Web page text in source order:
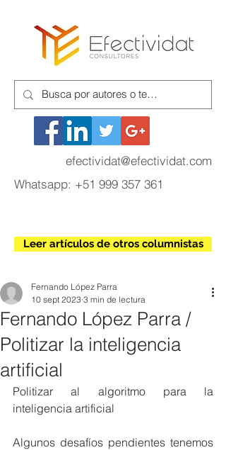
efectividat@efectividat.com
Whatsapp: +51 999 357 361
Leer artículos de otros columnistas
Fernando López Parra /
Politizar la inteligencia
artificial
Fernando López Parra
10 sept 2023 3 min de lectura
Politizar al algoritmo para la
inteligencia artificial
Algunos desafíos pendientes tenemos